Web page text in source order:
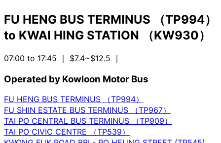
FU HENG BUS TERMINUS （TP994）
to KWAI HING STATION （KW930）
07:00 to 17:45 ｜ $7.4~$12.5 ｜
Operated by Kowloon Motor Bus
FU HENG BUS TERMINUS （TP994）
FU SHIN ESTATE BUS TERMINUS （TP967）
TAI PO CENTRAL BUS TERMINUS （TP909）
TAI PO CIVIC CENTRE （TP539）